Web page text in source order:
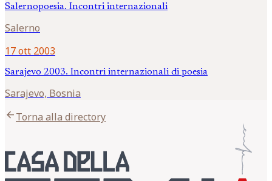
Salernopoesia. Incontri internazionali
Salerno
17 ott 2003
Sarajevo 2003. Incontri internazionali di poesia
Sarajevo, Bosnia
arrow_backTorna alla directory